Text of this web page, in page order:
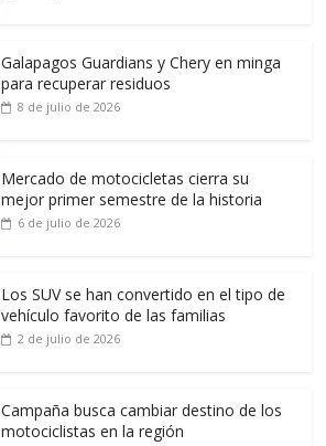
Galapagos Guardians y Chery en minga
para recuperar residuos
8 de julio de 2026
Mercado de motocicletas cierra su
mejor primer semestre de la historia
6 de julio de 2026
Los SUV se han convertido en el tipo de
vehículo favorito de las familias
2 de julio de 2026
Campaña busca cambiar destino de los
motociclistas en la región